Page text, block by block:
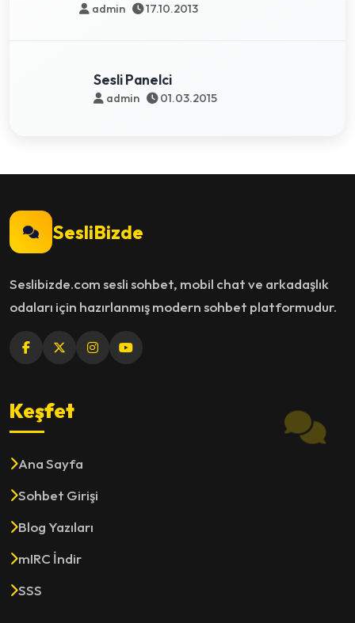
admin 17.10.2013
Sesli Panelci
admin 01.03.2015
SesliBizde
Seslibizde.com sesli sohbet, mobil chat ve arkadaşlık
odaları için hazırlanmış modern sohbet platformudur.
Keşfet
Ana Sayfa
Sohbet Girişi
Blog Yazıları
mIRC İndir
SSS